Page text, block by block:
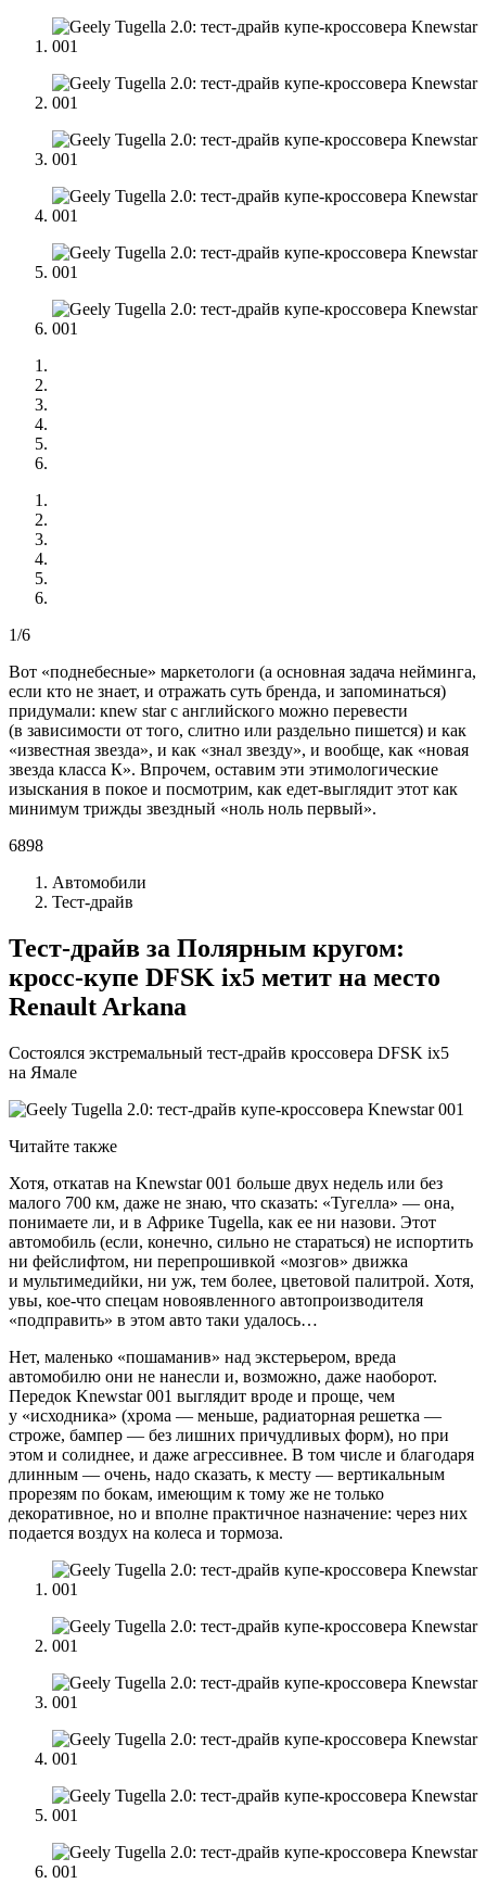
1/6
Вот «поднебесные» маркетологи (а основная задача нейминга,
если кто не знает, и отражать суть бренда, и запоминаться)
придумали: кnew star с английского можно перевести
(в зависимости от того, слитно или раздельно пишется) и как
«известная звезда», и как «знал звезду», и вообще, как «новая
звезда класса К». Впрочем, оставим эти этимологические
изыскания в покое и посмотрим, как едет-выглядит этот как
минимум трижды звездный «ноль ноль первый».
6898
Автомобили
Тест-драйв
Тест-драйв за Полярным кругом:
кросс-купе DFSK ix5 метит на место
Renault Arkana
Состоялся экстремальный тест-драйв кроссовера DFSK ix5
на Ямале
Читайте также
Хотя, откатав на Knewstar 001 больше двух недель или без
малого 700 км, даже не знаю, что сказать: «Тугелла» — она,
понимаете ли, и в Африке Tugella, как ее ни назови. Этот
автомобиль (если, конечно, сильно не стараться) не испортить
ни фейслифтом, ни перепрошивкой «мозгов» движка
и мультимедийки, ни уж, тем более, цветовой палитрой. Хотя,
увы, кое-что спецам новоявленного автопроизводителя
«подправить» в этом авто таки удалось…
Нет, маленько «пошаманив» над экстерьером, вреда
автомобилю они не нанесли и, возможно, даже наоборот.
Передок Knewstar 001 выглядит вроде и проще, чем
у «исходника» (хрома — меньше, радиаторная решетка —
строже, бампер — без лишних причудливых форм), но при
этом и солиднее, и даже агрессивнее. В том числе и благодаря
длинным — очень, надо сказать, к месту — вертикальным
прорезям по бокам, имеющим к тому же не только
декоративное, но и вполне практичное назначение: через них
подается воздух на колеса и тормоза.